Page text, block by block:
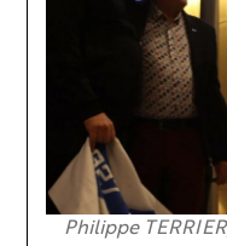
Philippe